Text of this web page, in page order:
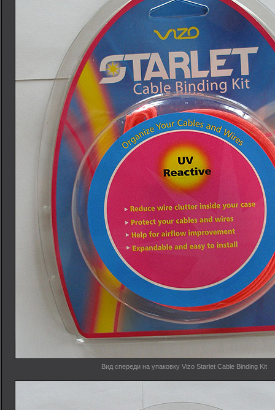
Вид спереди на упаковку Vizo Starlet Cable Binding Kit